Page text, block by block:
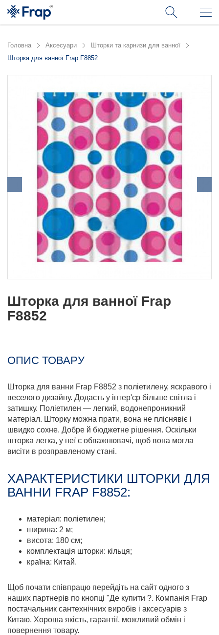
Головна Аксесуари
Шторки та карнизи для ванної
Шторка для ванної Frap F8852
Шторка для ванної Frap
F8852
ОПИС ТОВАРУ
Шторка для ванни Frap F8852 з поліетилену, яскравого і
веселого дизайну. Додасть у інтер'єр більше світла і
затишку. Поліетилен — легкий, водонепроникний
матеріал. Шторку можна прати, вона не пліснявіє і
швидко сохне. Добре й бюджетне рішення. Оскільки
шторка легка, у неї є обважнювачі, щоб вона могла
висіти в розправленому стані.
ХАРАКТЕРИСТИКИ ШТОРКИ ДЛЯ
ВАННИ FRAP F8852:
матеріал: поліетилен;
ширина: 2 м;
висота: 180 см;
комплектація шторки: кільця;
країна: Китай.
Щоб почати співпрацю перейдіть на сайт одного з
наших партнерів по кнопці "Де купити ?. Компанія Frap
постачальник сантехнічних виробів і аксесуарів з
Китаю. Хороша якість, гарантії, можливий обмін і
повернення товару.